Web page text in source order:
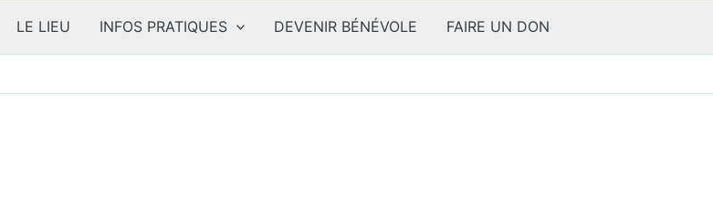
LE LIEU INFOS PRATIQUES DEVENIR BÉNÉVOLE FAIRE UN DON